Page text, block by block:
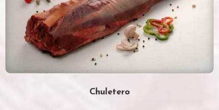
Chuletero